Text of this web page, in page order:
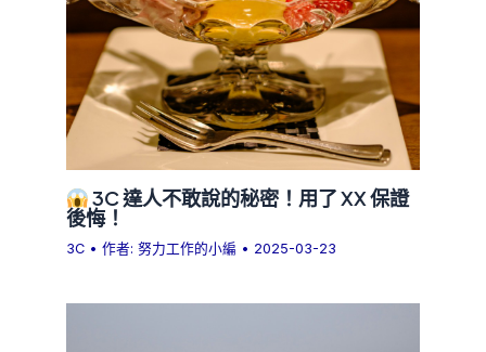
3C 達人不敢說的秘密！用了 XX 保證
後悔！
3C • 作者:努力工作的小編 • 2025-03-23